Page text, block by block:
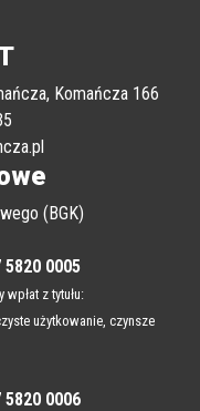
Komańcza 166
(BGK)
5820 0005
z tytułu:
użytkowanie, czynsze
5820 0006